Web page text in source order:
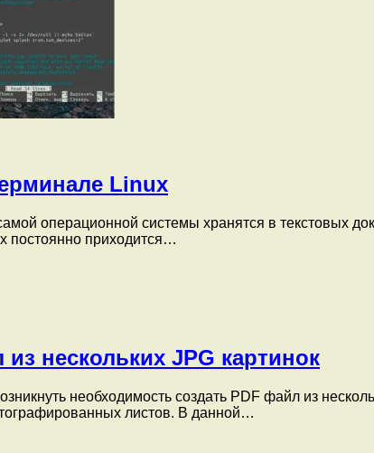
Linux
операционной системы хранятся в текстовых
постоянно приходится…
нескольких JPG картинок
необходимость создать PDF файл из
листов. В данной…